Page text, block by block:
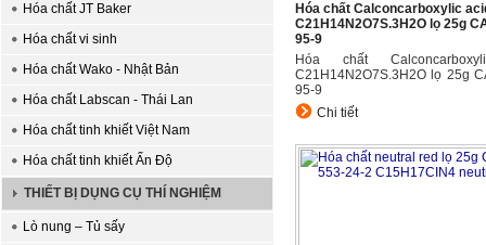
Hóa chất JT Baker
Hóa chất vi sinh
Hóa chất Wako - Nhật Bản
Hóa chất Labscan - Thái Lan
Hóa chất tinh khiết Việt Nam
Hóa chất tinh khiết Ấn Độ
THIẾT BỊ DỤNG CỤ THÍ NGHIỆM
Lò nung – Tủ sấy
Hóa chất Calconcarboxylic
C21H14N2O7S.3H2O lọ 25g
95-9
Hóa chất
C21H14N2O7S.3H2O lọ 25g
95-9
Chi tiết